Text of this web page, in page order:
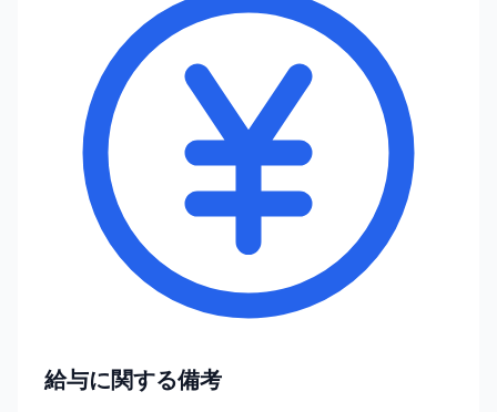
給与に関する備考